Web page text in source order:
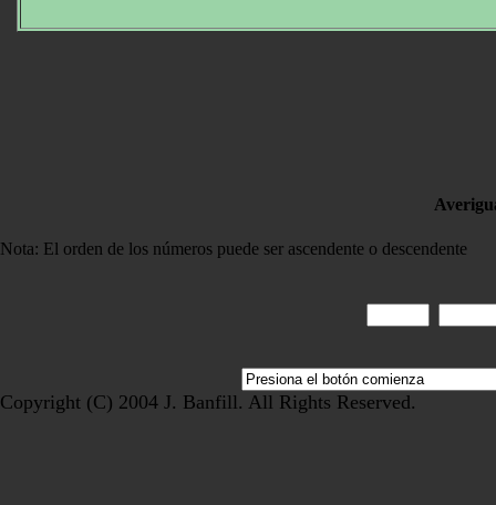
Nota: El orden de los números puede ser ascendente o descendente
Copyright (C) 2004 J. Banfill. All Rights Reserved.